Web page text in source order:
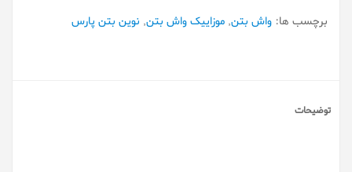
برچسب ها: واش بتن, موزاییک واش بتن, نوین بتن پارس
توضیحات